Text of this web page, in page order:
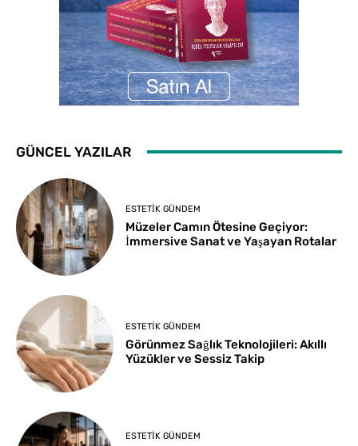
GÜNCEL YAZILAR
ESTETIK GÜNDEM
Müzeler Camın Ötesine Geçiyor:
İmmersive Sanat ve Yaşayan Rotalar
ESTETIK GÜNDEM
Görünmez Sağlık Teknolojileri: Akıllı
Yüzükler ve Sessiz Takip
ESTETIK GÜNDEM